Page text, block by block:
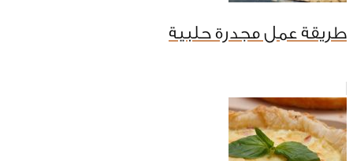
طريقة عمل مجدرة حلبية